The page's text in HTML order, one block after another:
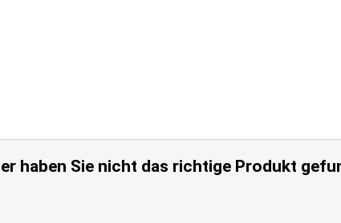
haben Sie nicht das richtige Produkt